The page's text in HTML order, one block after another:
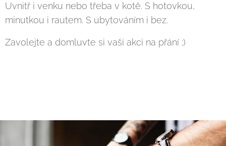
Uvnitř i venku nebo třeba v kotě. S hotovkou,
minutkou i rautem. S ubytováním i bez.
Zavolejte a domluvte si vaši akci na přání ;)